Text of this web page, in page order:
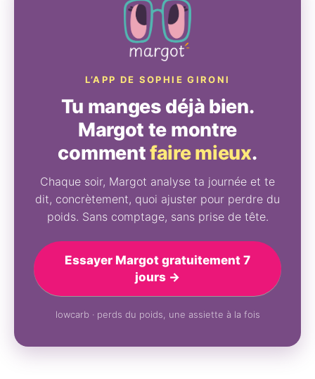
L’APP DE SOPHIE GIRONI
Tu manges déjà bien.
Margot te montre
commentfaire mieux.
Chaque soir, Margot analyse ta journée et te
dit, concrètement, quoi ajuster pour perdre du
poids. Sans comptage, sans prise de tête.
Essayer Margot gratuitement 7
jours →
lowcarb · perds du poids, une assiette à la fois